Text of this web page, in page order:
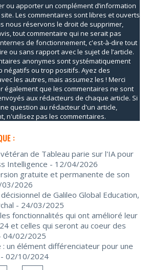
ou apporter un complément d’information
Les commentaires sont libres et ouverts
nous réservons le droit de supprimer,
tout commentaire qui ne serait pas
de fonctionnement, c'est-à-dire tout
ou sans rapport avec le sujet de l’article.
anonymes sont systématiquement
négatifs ou trop positifs. Ayez des
les autres, mais assumez les ! Merci
également que les commentaires ne sont
aux rédacteurs de chaque article. Si
question au rédacteur d'un article,
n'utilisez pas les commentaires.
:
de Tableau parie sur l'IA pour
Intelligence - 12/04/2026
gratuite et permanente de son
2026
de Galileo Global Education,
- 24/03/2025
fonctionnalités qui ont amélioré leur
et celles qui seront au coeur des
04/02/2025
: un élément différenciateur pour une
- 02/10/2024